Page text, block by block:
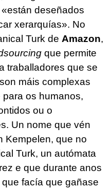
deseñados
xerarquías». No
Turk de Amazon,
que permite
traballadores que se
máis complexas
os humanos,
ou o
Un nome que vén
Kempelen, que no
Turk, un autómata
e que durante anos
facía que gañase